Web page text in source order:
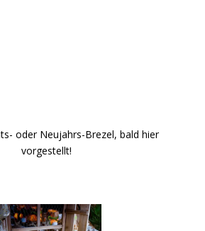
oder Neujahrs-Brezel, bald hier
vorgestellt!